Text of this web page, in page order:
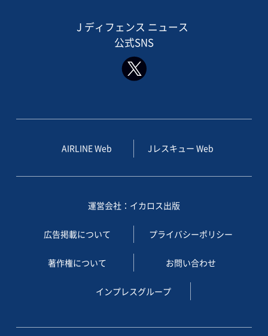
J ディフェンス ニュース
公式SNS
AIRLINE Web Jレスキュー Web
運営会社：イカロス出版
広告掲載について プライバシーポリシー
著作権について お問い合わせ
インプレスグループ